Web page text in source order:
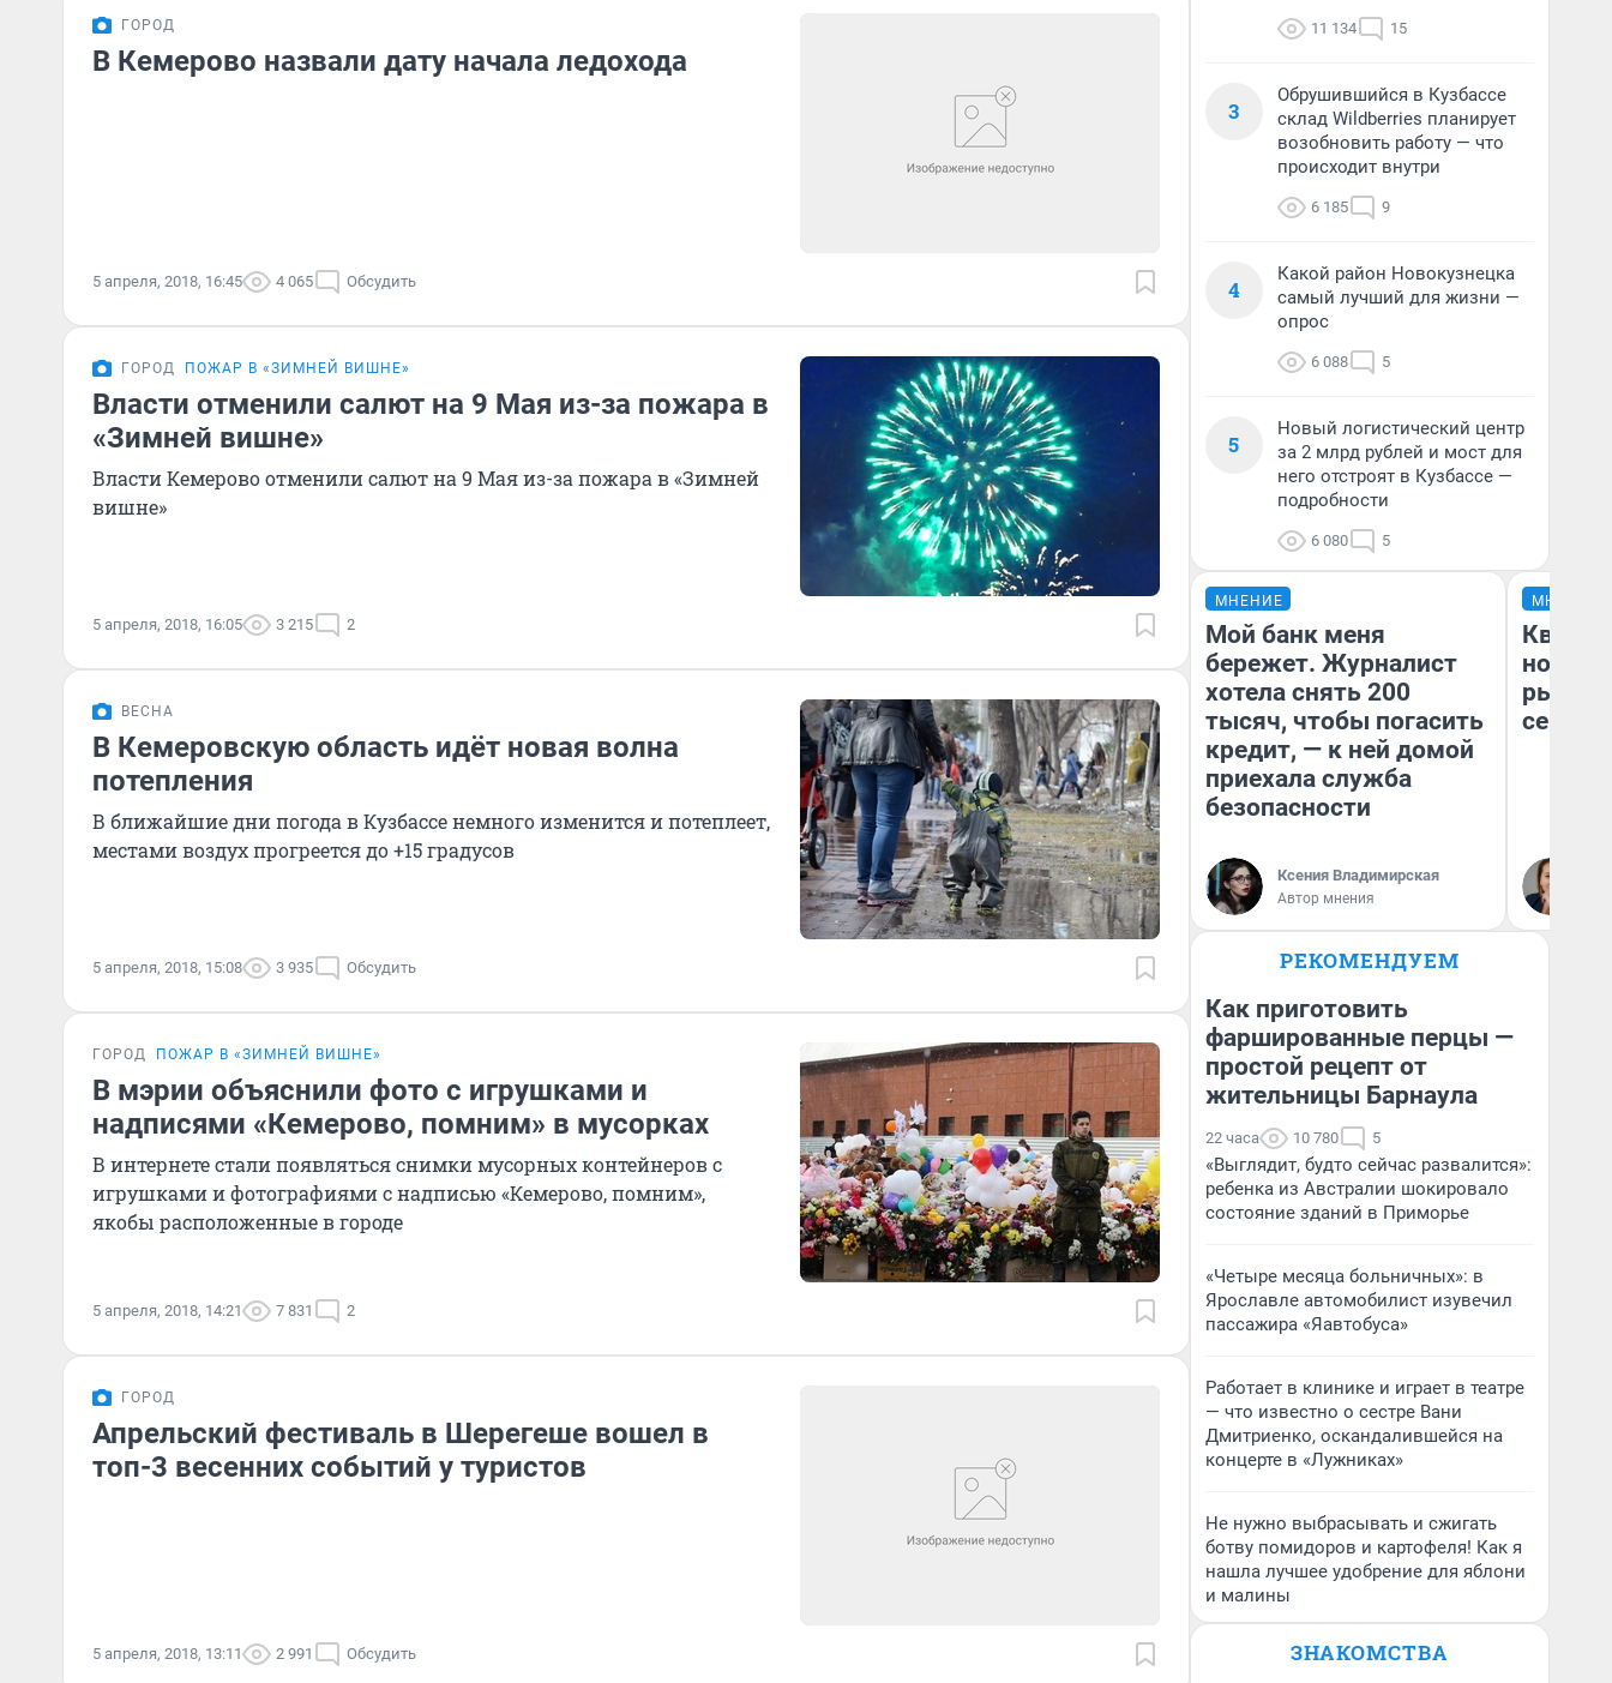
ГОРОД
В Кемерово назвали дату начала ледохода
5 апреля, 2018, 16:45 4 065 Обсудить
ГОРОД ПОЖАР В «ЗИМНЕЙ ВИШНЕ»
Власти отменили салют на 9 Мая из-за пожара в
«Зимней вишне»
Власти Кемерово отменили салют на 9 Мая из-за пожара в «Зимней
вишне»
5 апреля, 2018, 16:05 3 215 2
ВЕСНА
В Кемеровскую область идёт новая волна
потепления
В ближайшие дни погода в Кузбассе немного изменится и потеплеет,
местами воздух прогреется до +15 градусов
5 апреля, 2018, 15:08 3 935 Обсудить
ГОРОД ПОЖАР В «ЗИМНЕЙ ВИШНЕ»
В мэрии объяснили фото с игрушками и
надписями «Кемерово, помним» в мусорках
В интернете стали появляться снимки мусорных контейнеров с
игрушками и фотографиями с надписью «Кемерово, помним»,
якобы расположенные в городе
5 апреля, 2018, 14:21 7 831 2
ГОРОД
Апрельский фестиваль в Шерегеше вошел в
топ-3 весенних событий у туристов
5 апреля, 2018, 13:11 2 991 Обсудить
11 134 15
3
Обрушившийся в Кузбассе
склад Wildberries планирует
возобновить работу — что
происходит внутри
6 185 9
4
Какой район Новокузнецка
самый лучший для жизни —
опрос
6 088 5
5
Новый логистический центр
за 2 млрд рублей и мост для
него отстроят в Кузбассе —
подробности
6 080 5
МНЕНИЕ
Мой банк меня
бережет. Журналист
хотела снять 200
тысяч, чтобы погасить
кредит, — к ней домой
приехала служба
безопасности
Ксения Владимирская
Автор мнения
МНЕНИЕ
но
рынок
РЕКОМЕНДУЕМ
Как приготовить
фаршированные перцы —
простой рецепт от
жительницы Барнаула
22 часа 10 780 5
«Выглядит, будто сейчас развалится»:
ребенка из Австралии шокировало
состояние зданий в Приморье
«Четыре месяца больничных»: в
Ярославле автомобилист изувечил
пассажира «Яавтобуса»
Работает в клинике и играет в театре
— что известно о сестре Вани
Дмитриенко, оскандалившейся на
концерте в «Лужниках»
Не нужно выбрасывать и сжигать
ботву помидоров и картофеля! Как я
нашла лучшее удобрение для яблони
и малины
ЗНАКОМСТВА